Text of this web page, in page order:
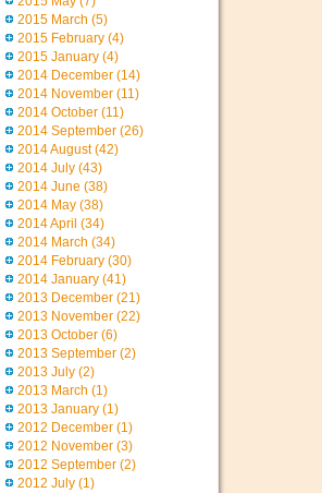
2015 March (5)
2015 February (4)
2015 January (4)
2014 December (14)
2014 November (11)
2014 October (11)
2014 September (26)
2014 August(42)
2014 July (43)
2014 June (38)
2014 May (38)
2014 April (34)
2014 March (34)
2014 February (30)
2014 January (41)
2013 December (21)
2013 November (22)
2013 October (6)
2013 September (2)
2013 July (2)
2013 March (1)
2013 January (1)
2012 December (1)
2012 November (3)
2012 September (2)
2012 July (1)